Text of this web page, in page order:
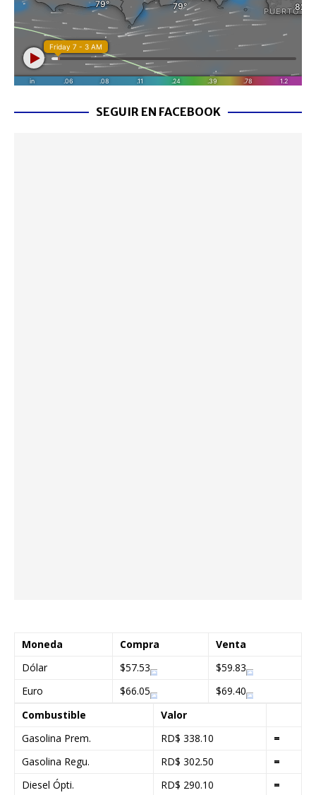
SEGUIR EN FACEBOOK
Moneda Compra
Venta
Dólar
$57.53
$59.83
Euro
$66.05
$69.40
Combustible
Valor
Gasolina Prem.
RD$ 338.10
=
Gasolina Regu.
RD$ 302.50
=
Diesel Ópti.
RD$ 290.10
=